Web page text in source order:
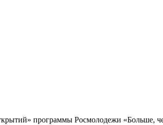
программы Росмолодежи «Больше,